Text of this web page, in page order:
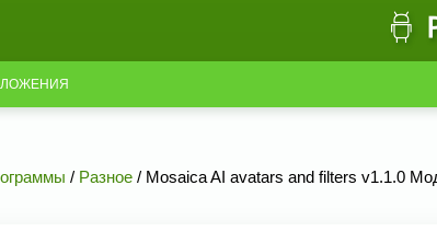
/ Разное / Mosaica AI avatars and filters v1.1.0